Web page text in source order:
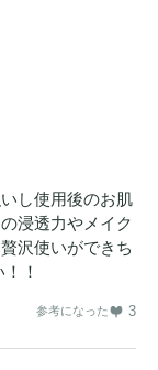
し使用後のお肌
浸透力やメイク
沢使いができち
！
参考になった 3